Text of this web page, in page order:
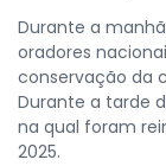
Durante a
oradores
conservação da
Durante a tarde
na qual foram
2025.